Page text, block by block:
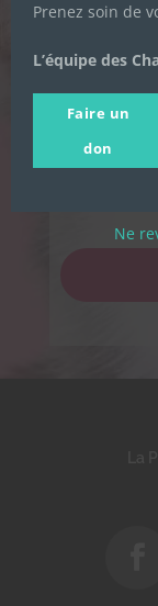
actualités de
Prenez soin de
L’équipe des
Faire un
don
Ne